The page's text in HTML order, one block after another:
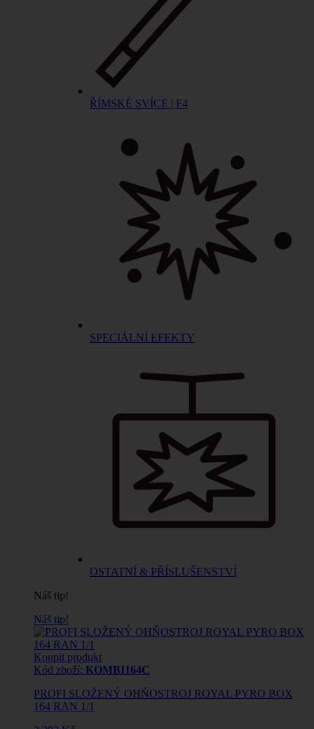
ŘÍMSKÉ SVÍCE | F4
SPECIÁLNÍ EFEKTY
OSTATNÍ & PŘÍSLUŠENSTVÍ
Náš tip!
Náš tip!
Koupit produkt
Kód zboží: KOMBI164C
PROFI SLOŽENÝ OHŇOSTROJ ROYAL PYRO BOX
164 RAN 1/1